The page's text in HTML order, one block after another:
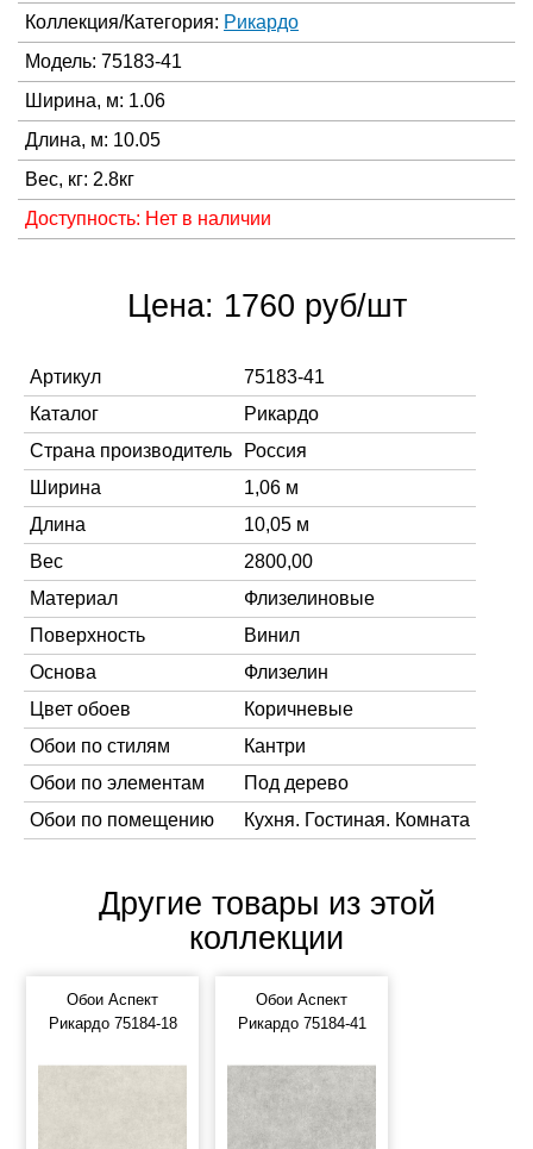
Коллекция/Категория: Рикардо
Модель: 75183-41
Ширина, м: 1.06
Длина, м: 10.05
Вес, кг: 2.8кг
Доступность: Нет в наличии
Цена: 1760 руб/шт
Артикул
75183-41
Каталог
Рикардо
Страна производитель
Россия
Ширина
1,06 м
Длина
10,05 м
Вес
2800,00
Материал
Флизелиновые
Поверхность
Винил
Основа
Флизелин
Цвет обоев
Коричневые
Обои по стилям
Кантри
Обои по элементам
Под дерево
Обои по помещению
Кухня. Гостиная. Комната
Другие товары из этой
коллекции
Обои Аспект
Рикардо 75184-18
Обои Аспект
Рикардо 75184-41